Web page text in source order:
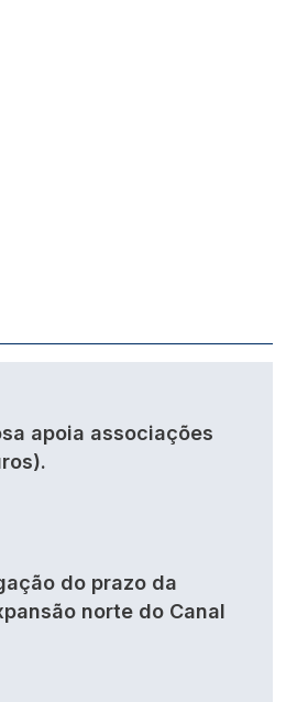
apoia associações
do prazo da
norte do Canal